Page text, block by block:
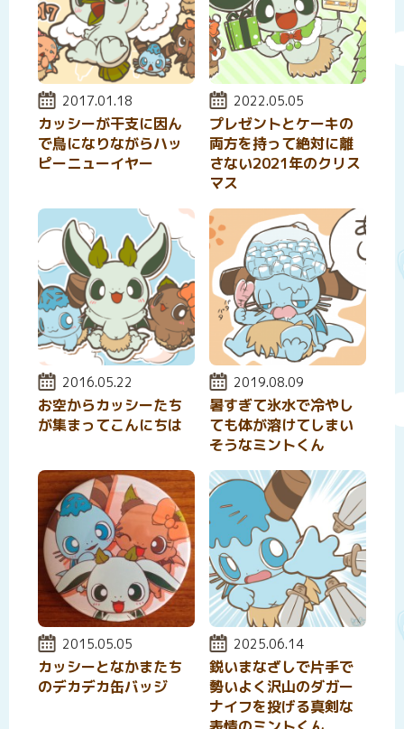
投稿日:
2017.01.18
カッシーが干支に因ん
で鳥になりながらハッ
ピーニューイヤー
投稿日:
2022.05.05
プレゼントとケーキの
両方を持って絶対に離
さない2021年のクリス
マス
投稿日:
2016.05.22
お空からカッシーたち
が集まってこんにちは
投稿日:
2019.08.09
暑すぎて氷水で冷やし
ても体が溶けてしまい
そうなミントくん
投稿日:
2015.05.05
カッシーとなかまたち
のデカデカ缶バッジ
投稿日:
2025.06.14
鋭いまなざしで片手で
勢いよく沢山のダガー
ナイフを投げる真剣な